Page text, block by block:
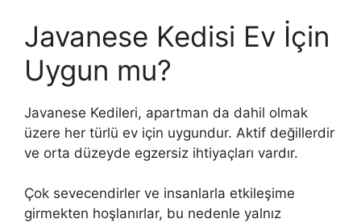
Javanese Kedisi Ev İçin
Uygun mu?
Javanese Kedileri, apartman da dahil olmak
üzere her türlü ev için uygundur. Aktif değillerdir
ve orta düzeyde egzersiz ihtiyaçları vardır.
Çok sevecendirler ve insanlarla etkileşime
girmekten hoşlanırlar, bu nedenle yalnız